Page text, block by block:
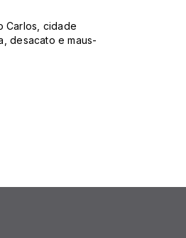
Carlos, cidade
desacato e maus-